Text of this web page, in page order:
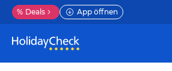
% Deals App öffnen